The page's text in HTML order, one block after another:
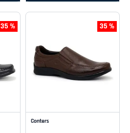
35 % 35 %
Conters